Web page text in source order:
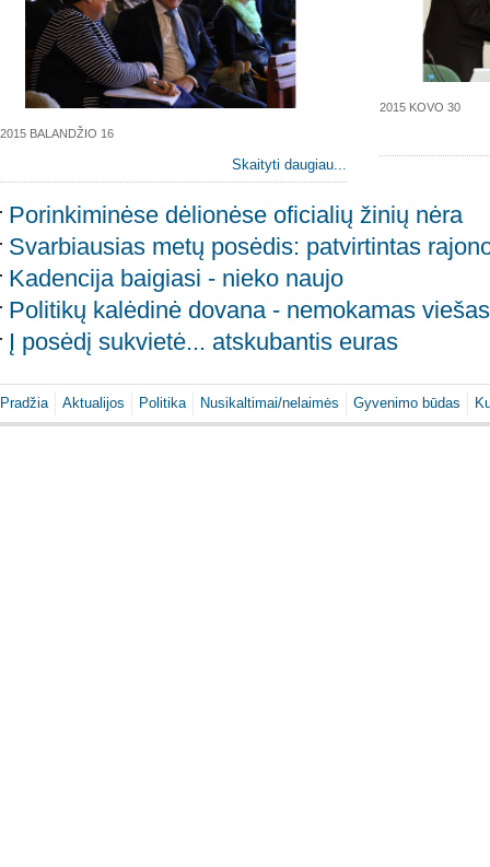
2015 BALANDŽIO 16
Skaityti daugiau...
2015 KOVO 30
Porinkiminėse dėlionėse oficialių žinių nėra
Svarbiausias metų posėdis: patvirtintas
Kadencija baigiasi - nieko naujo
Politikų kalėdinė dovana - nemokamas
Į posėdį sukvietė... atskubantis euras
Pradžia Aktualijos Politika Nusikaltimai/nelaimės Gyvenimo būdas